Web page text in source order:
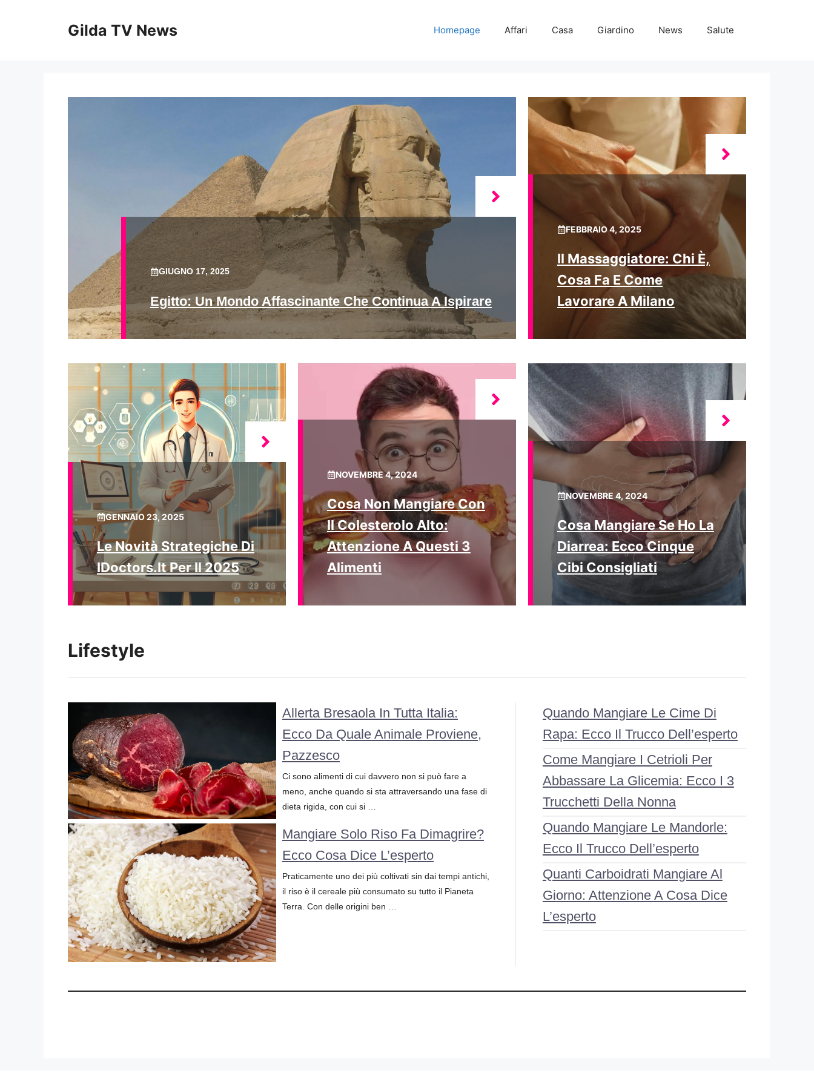
Gilda TV News Homepage Affari Casa Giardino News Salute
GIUGNO 17, 2025
Egitto: Un Mondo Affascinante Che Continua A Ispirare
FEBBRAIO 4, 2025
Il Massaggiatore: Chi È,
Cosa Fa E Come
Lavorare A Milano
GENNAIO 23, 2025
Le Novità Strategiche Di
IDoctors.it Per Il 2025
NOVEMBRE 4, 2024
Cosa Non Mangiare Con
Il Colesterolo Alto:
Attenzione A Questi 3
Alimenti
NOVEMBRE 4, 2024
Cosa Mangiare Se Ho La
Diarrea: Ecco Cinque
Cibi Consigliati
Lifestyle
Allerta Bresaola In Tutta Italia:
Ecco Da Quale Animale Proviene,
Pazzesco
Ci sono alimenti di cui davvero non si può fare a
meno, anche quando si sta attraversando una fase di
dieta rigida, con cui si …
Mangiare Solo Riso Fa Dimagrire?
Ecco Cosa Dice L’esperto
Praticamente uno dei più coltivati sin dai tempi antichi,
il riso è il cereale più consumato su tutto il Pianeta
Terra. Con delle origini ben …
Quando Mangiare Le Cime Di
Rapa: Ecco Il Trucco Dell’esperto
Come Mangiare I Cetrioli Per
Abbassare La Glicemia: Ecco I 3
Trucchetti Della Nonna
Quando Mangiare Le Mandorle:
Ecco Il Trucco Dell’esperto
Quanti Carboidrati Mangiare Al
Giorno: Attenzione A Cosa Dice
L’esperto